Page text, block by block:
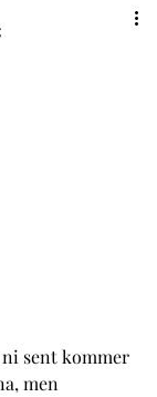
sent kommer
men